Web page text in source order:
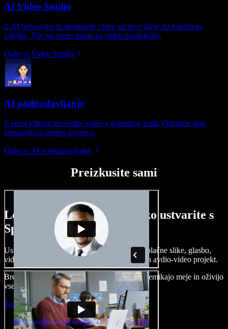
AI Video Studio
Z AI ustvarjajte in montirajte videe od prve ideje do končnega
izdelka. Vse na enem mestu za video produkcijo.
Oglej si Video Studio
AI podnaslavljanje
Z enim klikom prevedite video v katerikoli jezik. Ohranite glas,
intonacijo in tempo govorca.
Oglej si AI podnaslavljanje
Preizkusite sami
Le nekaj primerov, kaj lahko ustvarite s
Speechify Studio.
Ustvarjajte govorne posnetke, dodajajte brezplačne slike, glasbo,
videe, klonirajte svoj glas in pripravite celoten avdio-video projekt.
Brez učenja in kar iz brskalnika ustvarjalci premikajo meje in oživijo
vse ideje.
Zaženi Studio